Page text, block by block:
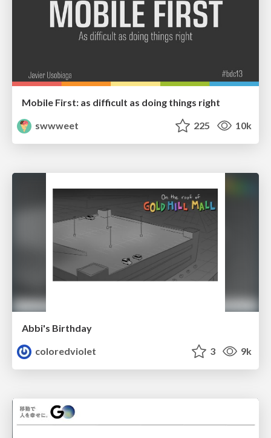
Mobile First: as difficult as doing things right
swwweet
225 10k
Abbi's Birthday
coloredviolet
3 9k